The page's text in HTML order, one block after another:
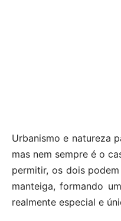
Urbanismo e natureza
mas nem sempre é o
permitir, os dois
manteiga, formando
realmente especial e